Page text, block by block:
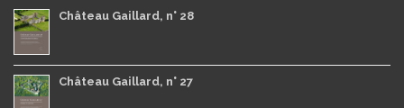
Château Gaillard, n° 28
Château Gaillard, n° 27